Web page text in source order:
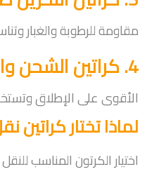
مقاومة للرطوبة والغبار
4. كراتين الشحن والتصدير
الأقوى على الإطلاق
لماذا تختار
اختيار الكرتون المناسب